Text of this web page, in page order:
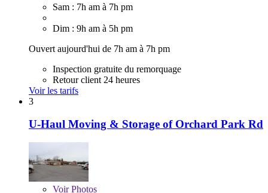
Sam : 7h am à 7h pm
Dim : 9h am à 5h pm
Ouvert aujourd'hui de 7h am à 7h pm
Inspection gratuite du remorquage
Retour client 24 heures
Voir les tarifs
3
U-Haul Moving & Storage of Orchard Park Rd
VoirPhotos